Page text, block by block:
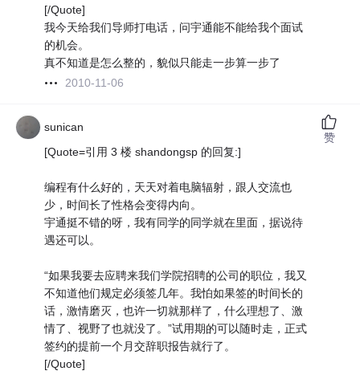
[/Quote]
我今天给我们导师打电话，问宇通能不能给我个面试
的机会。
真不知道是怎么整的，貌似只能走一步算一步了
2010-11-06
sunican
[Quote=引用 3 楼 shandongsp 的回复:]
编程有什么好的，天天对着电脑辐射，跟人交流也
少，时间长了性格会变得内向。
宇通挺不错的呀，我有同学的同学就在里面，据说待
遇还可以。
“如果我要去应聘来我们学院招聘的公司的职位，我又
不知道他们规定必须签几年。我怕如果签的时间长的
话，激情磨灭，也许一切就那样了，什么理想了、激
情了、视野了也就没了。”试用期的可以随时走，正式
签约的提前一个月交辞职报告就行了。
[/Quote]
赞